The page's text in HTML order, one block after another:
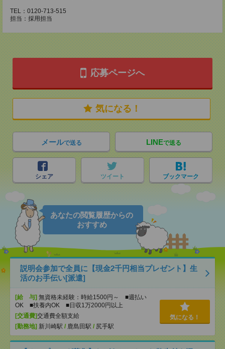
TEL：0120-713-515
担当：採用担当
応募ページへ
気になる！
メールで送る LINEで送る
シェア ツイート ブックマーク
あなたの閲覧履歴からの
おすすめ
説明会参加で全員に【現金2千円相当プレゼント】生
活のお手伝い[派遣]
[給 与] 無資格未経験：時給1500円～ ■週払い
OK ■扶養内OK ■日収1万2000円以上
[交通費]交通費全額支給
[勤務地] 新川崎駅 / 鹿島田駅 / 尻手駅
気になる！